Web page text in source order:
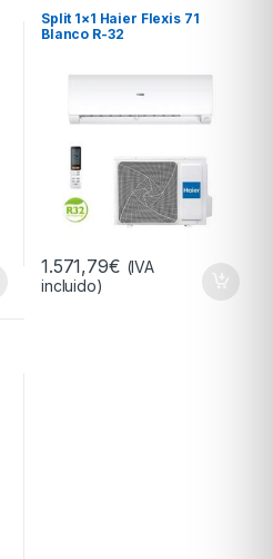
Split 1×1 Haier Flexis 71
Blanco R-32
1.571,79€ (IVA
incluido)